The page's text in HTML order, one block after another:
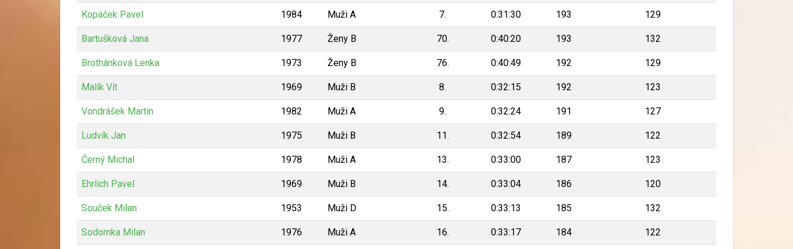
Kopáček Pavel 1984 Muži A 7. 0:31:30 193 129
Bartušková Jana 1977 Ženy B 70. 0:40:20 193 132
Brothánková Lenka 1973 Ženy B 76. 0:40:49 192 129
Malík Vít 1969 Muži B 8. 0:32:15 192 123
Vondrášek Martin 1982 Muži A 9. 0:32:24 191 127
Ludvík Jan 1975 Muži B 11. 0:32:54 189 122
Černý Michal 1978 Muži A 13. 0:33:00 187 123
Ehrlich Pavel 1969 Muži B 14. 0:33:04 186 120
Souček Milan 1953 Muži D 15. 0:33:13 185 132
Sodomka Milan 1976 Muži A 16. 0:33:17 184 122